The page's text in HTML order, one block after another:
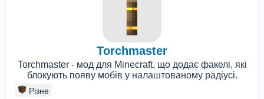
Torchmaster
Torchmaster - мод для Minecraft, що додає факелі, які
блокують появу мобів у налаштованому радіусі.
Різне